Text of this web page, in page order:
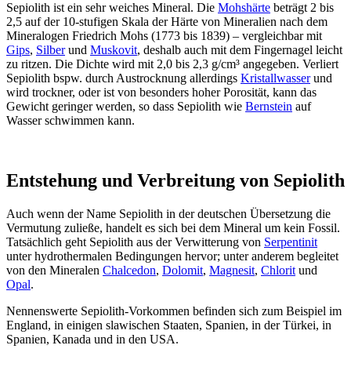
Sepiolith ist ein sehr weiches Mineral. Die Mohshärte beträgt 2 bis
2,5 auf der 10-stufigen Skala der Härte von Mineralien nach dem
Mineralogen Friedrich Mohs (1773 bis 1839) – vergleichbar mit
Gips, Silberund Muskovit, deshalb auch mit dem Fingernagel leicht
zu ritzen. Die Dichte wird mit 2,0 bis 2,3 g/cm³ angegeben. Verliert
Sepiolith bspw. durch Austrocknung allerdings Kristallwasserund
wird trockner, oder ist von besonders hoher Porosität, kann das
Gewicht geringer werden, so dass Sepiolith wie Bernstein auf
Wasser schwimmen kann.
Entstehung und Verbreitung von Sepiolith
Auch wenn der Name Sepiolith in der deutschen Übersetzung die
Vermutung zuließe, handelt es sich bei dem Mineral um kein Fossil.
Tatsächlich geht Sepiolith aus der Verwitterung von Serpentinit
unter hydrothermalen Bedingungen hervor; unter anderem begleitet
von den Mineralen Chalcedon, Dolomit, Magnesit, Chlorit und
Opal.
Nennenswerte Sepiolith-Vorkommen befinden sich zum Beispiel im
England, in einigen slawischen Staaten, Spanien, in der Türkei, in
Spanien, Kanada und in den USA.